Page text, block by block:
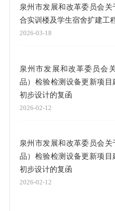
泉州市发展和改革委员会
合实训楼及学生宿舍扩建工
2026-03-18
泉州市发展和改革委员会
品）检验检测设备更新项
初步设计的复函
2026-02-12
泉州市发展和改革委员会
品）检验检测设备更新项
初步设计的复函
2026-02-12